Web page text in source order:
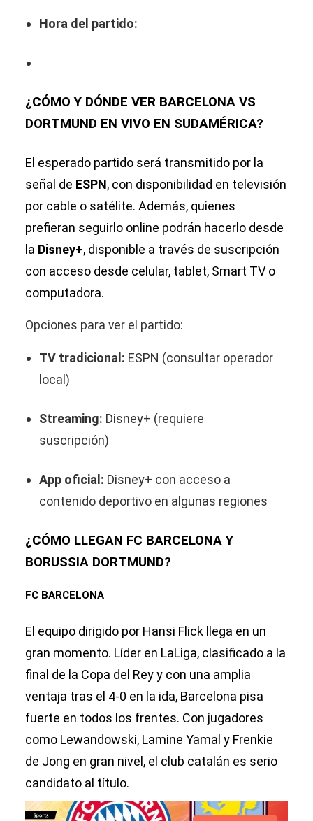
Hora del partido:
¿CÓMO Y DÓNDE VER BARCELONA VS
DORTMUND EN VIVO EN SUDAMÉRICA?
El esperado partido será transmitido por la
señal de ESPN, con disponibilidad en televisión
por cable o satélite. Además, quienes
prefieran seguirlo online podrán hacerlo desde
la Disney+, disponible a través de suscripción
con acceso desde celular, tablet, Smart TV o
computadora.
Opciones para ver el partido:
TV tradicional: ESPN (consultar operador
local)
Streaming: Disney+ (requiere
suscripción)
App oficial: Disney+ con acceso a
contenido deportivo en algunas regiones
¿CÓMO LLEGAN FC BARCELONA Y
BORUSSIA DORTMUND?
FC BARCELONA
El equipo dirigido por Hansi Flick llega en un
gran momento. Líder en LaLiga, clasificado a la
final de la Copa del Rey y con una amplia
ventaja tras el 4-0 en la ida, Barcelona pisa
fuerte en todos los frentes. Con jugadores
como Lewandowski, Lamine Yamal y Frenkie
de Jong en gran nivel, el club catalán es serio
candidato al título.